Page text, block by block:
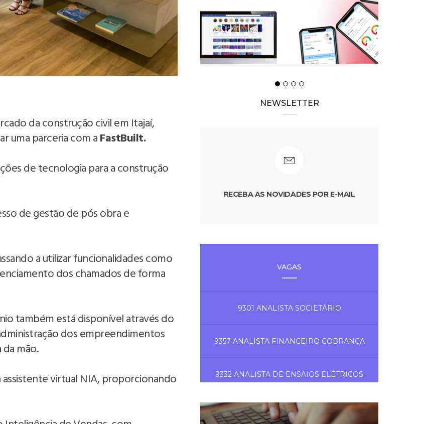
da construção civil em Itajaí,
uma parceria com aFastBuilt.
de tecnologia para a construção
de gestão de pós obra e
a utilizar funcionalidades como
dos chamados de forma
também está disponível através do
dos empreendimentos
mão.
virtual NIA, proporcionando